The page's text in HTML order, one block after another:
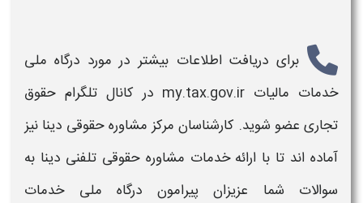
برای دریافت اطلاعات بیشتر در مورد درگاه ملی
خدمات مالیات my.tax.gov.ir در کانال تلگرام حقوق
تجاری عضو شوید. کارشناسان مرکز مشاوره حقوقی دینا نیز
آماده اند تا با ارائه خدمات مشاوره حقوقی تلفنی دینا به
سوالات شما عزیزان پیرامون درگاه ملی خدمات